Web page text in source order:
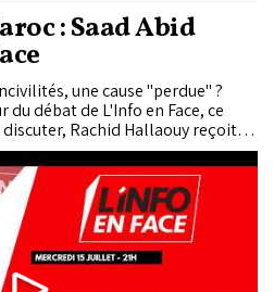
: Saad Abid
une cause "perdue" ?
débat de L'Info en Face, ce
Rachid Hallaouy reçoit
Bahri et militant